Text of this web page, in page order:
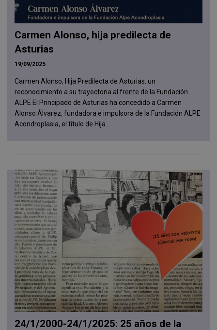
Carmen Alonso, hija predilecta de
Asturias
19/09/2025
Carmen Alonso, Hija Predilecta de Asturias: un
reconocimiento a su trayectoria al frente de la Fundación
ALPE El Principado de Asturias ha concedido a Carmen
Alonso Álvarez, fundadora e impulsora de la Fundación ALPE
Acondroplasia, el título de Hija...
24/1/2000-24/1/2025: 25 años de la